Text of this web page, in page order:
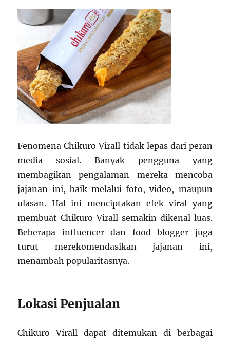
Fenomena Chikuro Virall tidak lepas dari peran
media sosial. Banyak pengguna yang
membagikan pengalaman mereka mencoba
jajanan ini, baik melalui foto, video, maupun
ulasan. Hal ini menciptakan efek viral yang
membuat Chikuro Virall semakin dikenal luas.
Beberapa influencer dan food blogger juga
turut merekomendasikan jajanan ini,
menambah popularitasnya.
Lokasi Penjualan
Chikuro Virall dapat ditemukan di berbagai